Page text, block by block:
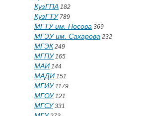
КузГПА 182
КузГТУ789
МГТУ им. Носова 369
МГЭУ им. Сахарова 232
МГЭК 249
МГПУ165
МАИ 144
МАДИ 151
МГИУ1179
МГОУ121
МГСУ331